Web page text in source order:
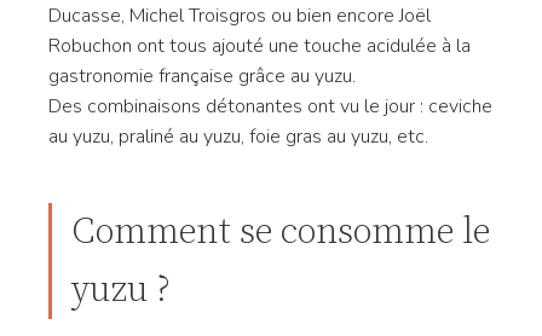
Ducasse, Michel Troisgros ou bien encore Joël
Robuchon ont tous ajouté une touche acidulée à la
gastronomie française grâce au yuzu.
Des combinaisons détonantes ont vu le jour : ceviche
au yuzu, praliné au yuzu, foie gras au yuzu, etc.
Comment se consomme le
yuzu ?